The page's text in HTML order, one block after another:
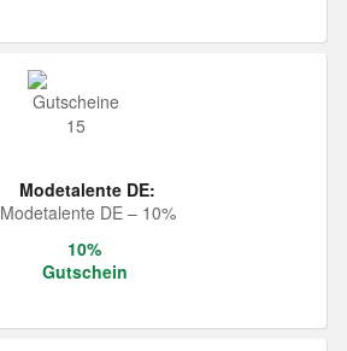
Modetalente DE:
Modetalente DE – 10%
10%
Gutschein